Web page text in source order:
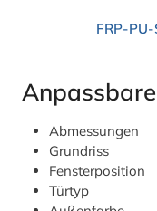
FRP-
Abmessungen
Grundriss
Fensterposition
Türtyp